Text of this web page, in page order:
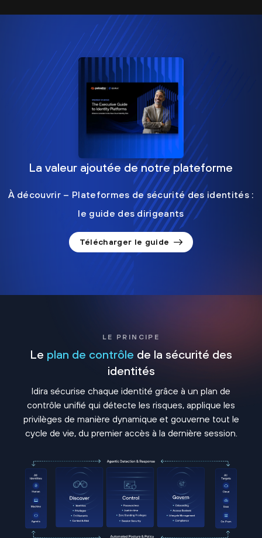
La valeur ajoutée de notre plateforme
À découvrir – Plateformes de sécurité des identités :
le guide des dirigeants
Télécharger le guide
LE PRINCIPE
Le plan de contrôle de la sécurité des
identités
Idira sécurise chaque identité grâce à un plan de
contrôle unifié qui détecte les risques, applique les
privilèges de manière dynamique et gouverne tout le
cycle de vie, du premier accès à la dernière session.